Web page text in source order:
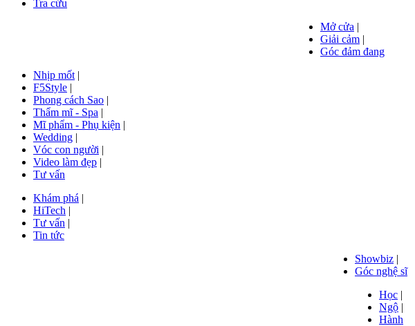
Tra cứu
Mở cửa |
Giải cảm |
Góc đảm đang
Nhịp mốt |
F5Style |
Phong cách Sao |
Thẩm mĩ - Spa |
Mĩ phẩm - Phụ kiện |
Wedding |
Vóc con người |
Video làm đẹp |
Tư vấn
Khám phá |
HiTech |
Tư vấn |
Tin tức
Showbiz |
Góc nghệ sĩ
Học |
Ngộ |
Hành